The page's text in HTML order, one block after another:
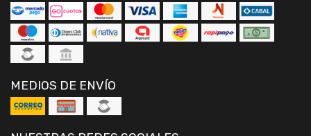
MEDIOS DE ENVÍO